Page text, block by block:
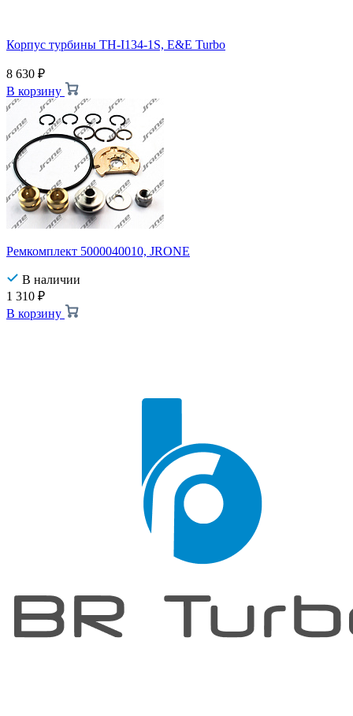
Корпус турбины TH-I134-1S, E&E Turbo
8 630 ₽
В корзину
Ремкомплект 5000040010, JRONE
В наличии
1 310 ₽
В корзину